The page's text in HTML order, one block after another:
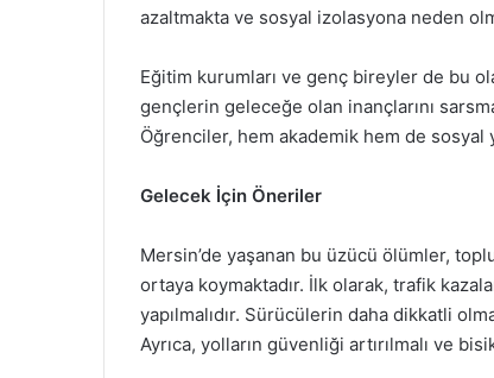
azaltmakta ve sosyal izolasyona neden
Eğitim kurumları ve genç bireyler de bu
gençlerin geleceğe olan inançlarını
Öğrenciler, hem akademik hem de sosyal
Gelecek İçin Öneriler
Mersin’de yaşanan bu üzücü ölümler,
ortaya koymaktadır. İlk olarak, trafik
yapılmalıdır. Sürücülerin daha dikkatli
Ayrıca, yolların güvenliği artırılmalı ve